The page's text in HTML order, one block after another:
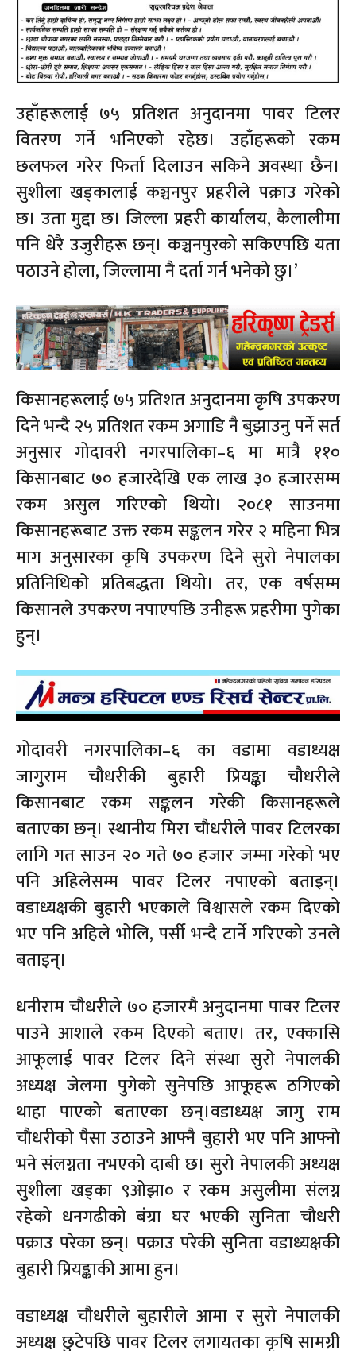
उहाँहरूलाई ७५ प्रतिशत अनुदानमा पावर टिलर
वितरण गर्ने भनिएको रहेछ। उहाँहरूको रकम
छलफल गरेर फिर्ता दिलाउन सकिने अवस्था छैन।
सुशीला खड्कालाई कञ्चनपुर प्रहरीले पक्राउ गरेको
छ। उता मुद्दा छ। जिल्ला प्रहरी कार्यालय, कैलालीमा
पनि धेरै उजुरीहरू छन्। कञ्चनपुरको सकिएपछि यता
पठाउने होला, जिल्लामा नै दर्ता गर्न भनेको छु।’
किसानहरूलाई ७५ प्रतिशत अनुदानमा कृषि उपकरण
दिने भन्दै २५ प्रतिशत रकम अगाडि नै बुझाउनु पर्ने सर्त
अनुसार गोदावरी नगरपालिका–६ मा मात्रै ११०
किसानबाट ७० हजारदेखि एक लाख ३० हजारसम्म
रकम असुल गरिएको थियो। २०८१ साउनमा
किसानहरूबाट उक्त रकम सङ्कलन गरेर २ महिना भित्र
माग अनुसारका कृषि उपकरण दिने सुरो नेपालका
प्रतिनिधिको प्रतिबद्धता थियो। तर, एक वर्षसम्म
किसानले उपकरण नपाएपछि उनीहरू प्रहरीमा पुगेका
हुन्।
गोदावरी नगरपालिका–६ का वडामा वडाध्यक्ष
जागुराम चौधरीकी बुहारी प्रियङ्का चौधरीले
किसानबाट रकम सङ्कलन गरेकी किसानहरूले
बताएका छन्। स्थानीय मिरा चौधरीले पावर टिलरका
लागि गत साउन २० गते ७० हजार जम्मा गरेको भए
पनि अहिलेसम्म पावर टिलर नपाएको बताइन्।
वडाध्यक्षकी बुहारी भएकाले विश्वासले रकम दिएको
भए पनि अहिले भोलि, पर्सी भन्दै टार्ने गरिएको उनले
बताइन्।
धनीराम चौधरीले ७० हजारमै अनुदानमा पावर टिलर
पाउने आशाले रकम दिएको बताए। तर, एक्कासि
आफूलाई पावर टिलर दिने संस्था सुरो नेपालकी
अध्यक्ष जेलमा पुगेको सुनेपछि आफूहरू ठगिएको
थाहा पाएको बताएका छन्।वडाध्यक्ष जागु राम
चौधरीको पैसा उठाउने आफ्नै बुहारी भए पनि आफ्नो
भने संलग्नता नभएको दाबी छ। सुरो नेपालकी अध्यक्ष
सुशीला खड्का ९ओझा० र रकम असुलीमा संलग्न
रहेको धनगढीको बंग्रा घर भएकी सुनिता चौधरी
पक्राउ परेका छन्। पक्राउ परेकी सुनिता वडाध्यक्षकी
बुहारी प्रियङ्काकी आमा हुन।
वडाध्यक्ष चौधरीले बुहारीले आमा र सुरो नेपालकी
अध्यक्ष छुटेपछि पावर टिलर लगायतका कृषि सामग्री